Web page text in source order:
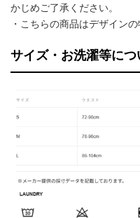
かじめご了承ください。
・こちらの商品はデザイン
サイズ・お洗濯等につ